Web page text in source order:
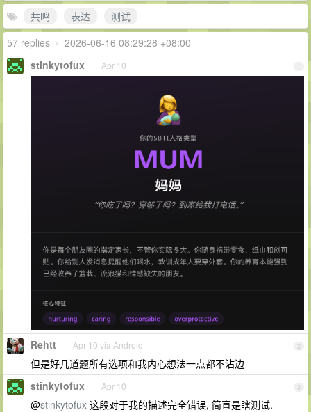
共鸣 表达
测试
57 replies • 2026-06-16 08:29:28 +08:00
1
stinkytofux Apr 10
2
Rehtt Apr 10 via Android
但是好几道题所有选项和我内心想法一点都不沾边
3
stinkytofux Apr 10
@stinkytofux 这段对于我的描述完全错误, 简直是瞎测试.